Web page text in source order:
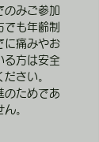
みご参加
でも年齢制
に痛みやお
る方は安全
さい。
のためであ
。